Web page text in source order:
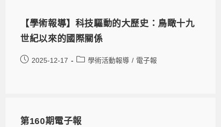
【學術報導】科技驅動的大歷史：鳥瞰十九
世紀以來的國際關係
2025-12-17 學術活動報導 / 電子報
第160期電子報